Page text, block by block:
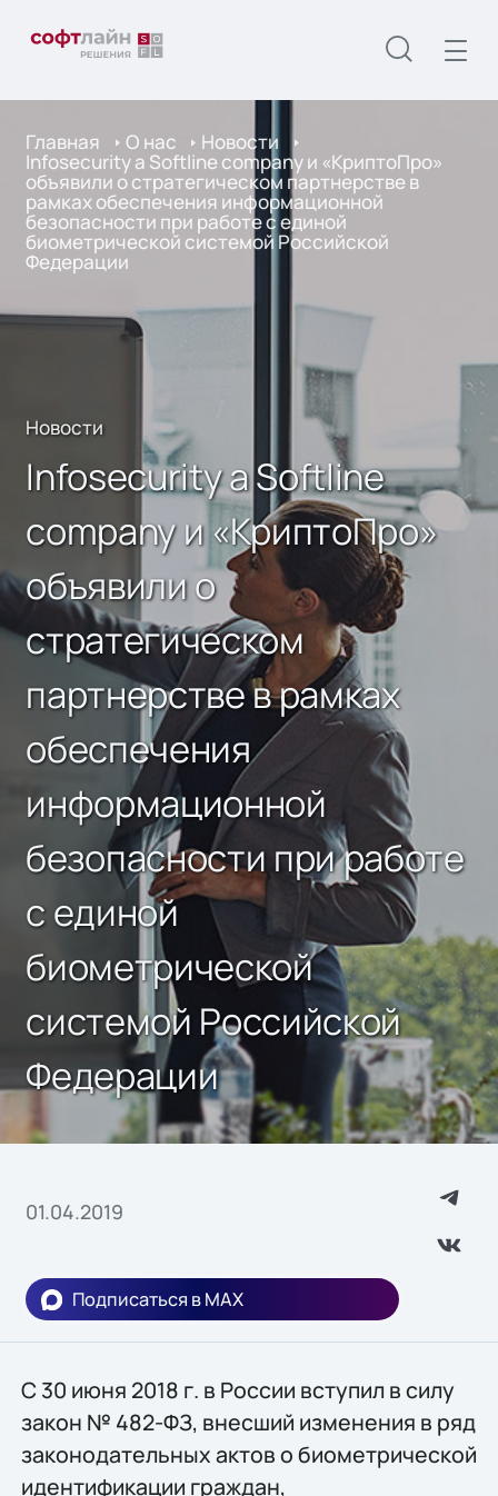
Главная О нас Новости
Infosecurity a Softline company и «КриптоПро»
объявили о стратегическом партнерстве в
рамках обеспечения информационной
безопасности при работе с единой
биометрической системой Российской
Федерации
Новости
Infosecurity a Softline
company и «КриптоПро»
объявили о
стратегическом
партнерстве в рамках
обеспечения
информационной
безопасности при работе
с единой
биометрической
системой Российской
Федерации
01.04.2019
Подписаться в MAX
С 30 июня 2018 г. в России вступил в силу
закон № 482-ФЗ, внесший изменения в ряд
законодательных актов о биометрической
идентификации граждан,